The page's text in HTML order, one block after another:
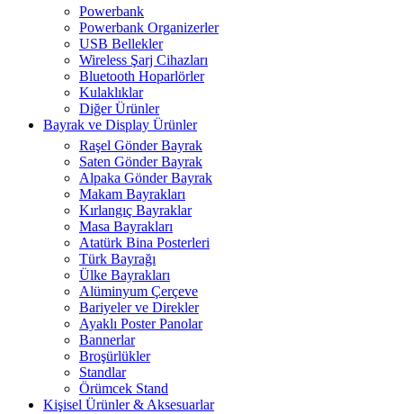
Powerbank
Powerbank Organizerler
USB Bellekler
Wireless Şarj Cihazları
Bluetooth Hoparlörler
Kulaklıklar
Diğer Ürünler
Bayrak ve Display Ürünler
Raşel Gönder Bayrak
Saten Gönder Bayrak
Alpaka Gönder Bayrak
Makam Bayrakları
Kırlangıç Bayraklar
Masa Bayrakları
Atatürk Bina Posterleri
Türk Bayrağı
Ülke Bayrakları
Alüminyum Çerçeve
Bariyeler ve Direkler
Ayaklı Poster Panolar
Bannerlar
Broşürlükler
Standlar
Örümcek Stand
Kişisel Ürünler & Aksesuarlar